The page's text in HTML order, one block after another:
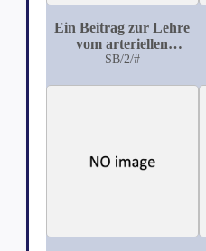
Ein Beitrag zur Lehre
vom arteriellen
Gefäßsystem der
SB/2/#